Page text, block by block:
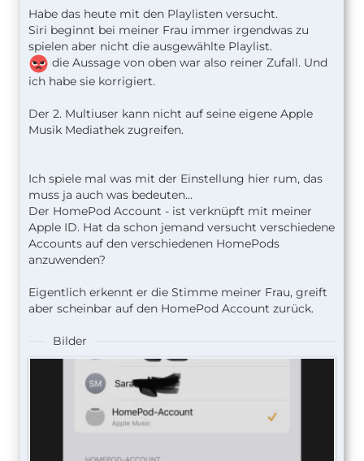
Habe das heute mit den Playlisten versucht.
Siri beginnt bei meiner Frau immer irgendwas zu
spielen aber nicht die ausgewählte Playlist.
die Aussage von oben war also reiner Zufall. Und
ich habe sie korrigiert.
Der 2. Multiuser kann nicht auf seine eigene Apple
Musik Mediathek zugreifen.
Ich spiele mal was mit der Einstellung hier rum, das
muss ja auch was bedeuten…
Der HomePod Account - ist verknüpft mit meiner
Apple ID. Hat da schon jemand versucht verschiedene
Accounts auf den verschiedenen HomePods
anzuwenden?
Eigentlich erkennt er die Stimme meiner Frau, greift
aber scheinbar auf den HomePod Account zurück.
Bilder